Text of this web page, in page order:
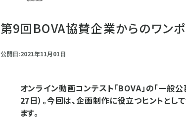
第9回BOVA協賛企業からのワンポ
公開日:2021年11月01日
オンライン動画コンテスト「BOVA」の「一般
27日）。今回は、企画制作に役立つヒントと
ます。